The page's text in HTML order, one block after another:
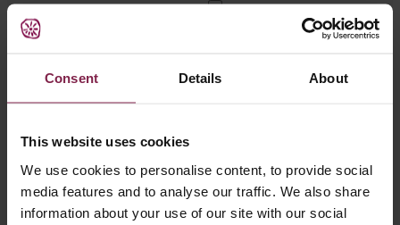
Consent Details About
This website uses cookies
We use cookies to personalise content, to provide social
media features and to analyse our traffic. We also share
information about your use of our site with our social